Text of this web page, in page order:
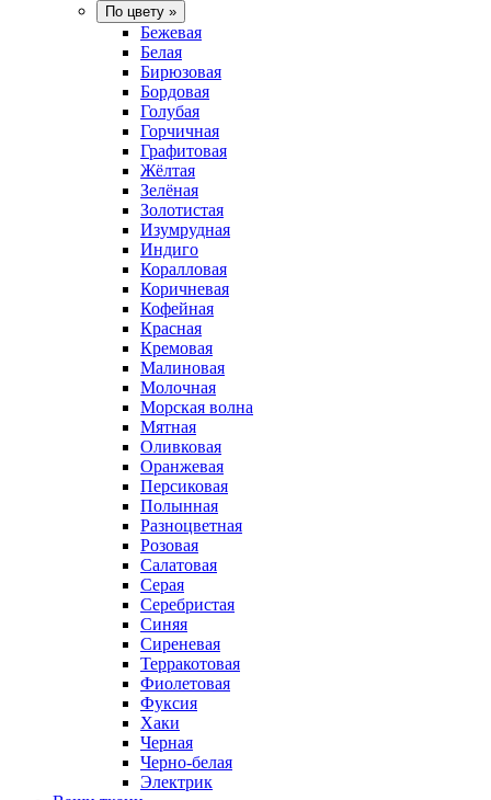
По цвету »
Бежевая
Белая
Бирюзовая
Бордовая
Голубая
Горчичная
Графитовая
Жёлтая
Зелёная
Золотистая
Изумрудная
Индиго
Коралловая
Коричневая
Кофейная
Красная
Кремовая
Малиновая
Молочная
Морская волна
Мятная
Оливковая
Оранжевая
Персиковая
Полынная
Разноцветная
Розовая
Салатовая
Серая
Серебристая
Синяя
Сиреневая
Терракотовая
Фиолетовая
Фуксия
Хаки
Черная
Черно-белая
Электрик